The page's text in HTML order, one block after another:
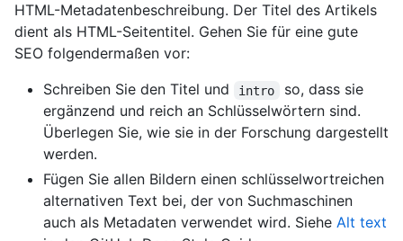
HTML-Metadatenbeschreibung. Der Titel des Artikels
dient als HTML-Seitentitel. Gehen Sie für eine gute
SEO folgendermaßen vor:
Schreiben Sie den Titel und
intro
so, dass sie
ergänzend und reich an Schlüsselwörtern sind.
Überlegen Sie, wie sie in der Forschung dargestellt
werden.
Fügen Sie allen Bildern einen schlüsselwortreichen
alternativen Text bei, der von Suchmaschinen
auch als Metadaten verwendet wird. Siehe Alt text